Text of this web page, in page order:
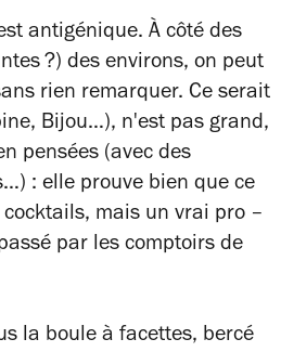
antigénique. À côté des
?) des environs, on peut
rien remarquer. Ce serait
Bijou…), n'est pas grand,
pensées (avec des
: elle prouve bien que ce
cocktails, mais un vrai pro –
par les comptoirs de
la boule à facettes, bercé